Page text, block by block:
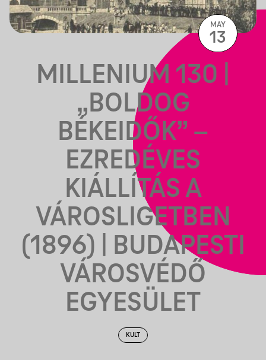
MILLENIUM 130 |
„BOLDOG
BÉKEIDŐK” –
EZREDÉVES
KIÁLLÍTÁS A
VÁROSLIGETBEN
(1896) | BUDAPESTI
VÁROSVÉDŐ
EGYESÜLET
KULT
MAY
13